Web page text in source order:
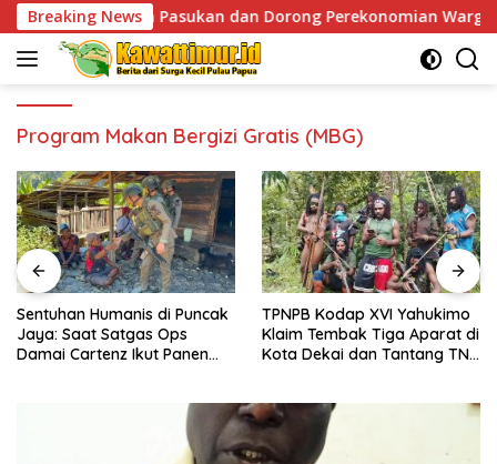
Skip
to
content
Breaking News
Pasukan dan Dorong Perekonomian Warga
Program Makan Bergizi Gratis (MBG)
Sentuhan Humanis di Puncak
Jaya: Saat Satgas Ops
Damai Cartenz Ikut Panen
TPNPB Kodap XVI Yahukimo
Klaim Tembak Tiga Aparat di
Kota Dekai dan Tantang TNI-